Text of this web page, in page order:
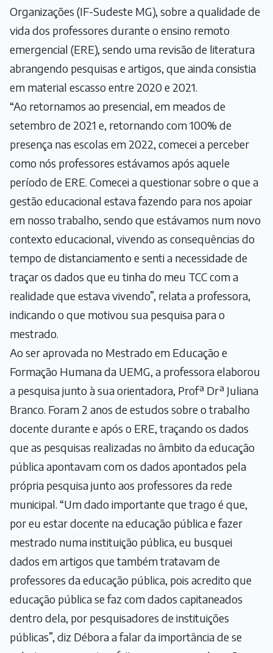
Organizações (IF-Sudeste MG), sobre a qualidade de
vida dos professores durante o ensino remoto
emergencial (ERE), sendo uma revisão de literatura
abrangendo pesquisas e artigos, que ainda consistia
em material escasso entre 2020 e 2021.
“Ao retornamos ao presencial, em meados de
setembro de 2021 e, retornando com 100% de
presença nas escolas em 2022, comecei a perceber
como nós professores estávamos após aquele
período de ERE. Comecei a questionar sobre o que a
gestão educacional estava fazendo para nos apoiar
em nosso trabalho, sendo que estávamos num novo
contexto educacional, vivendo as consequências do
tempo de distanciamento e senti a necessidade de
traçar os dados que eu tinha do meu TCC com a
realidade que estava vivendo”, relata a professora,
indicando o que motivou sua pesquisa para o
mestrado.
Ao ser aprovada no Mestrado em Educação e
Formação Humana da UEMG, a professora elaborou
a pesquisa junto à sua orientadora, Profª Drª Juliana
Branco. Foram 2 anos de estudos sobre o trabalho
docente durante e após o ERE, traçando os dados
que as pesquisas realizadas no âmbito da educação
pública apontavam com os dados apontados pela
própria pesquisa junto aos professores da rede
municipal. “Um dado importante que trago é que,
por eu estar docente na educação pública e fazer
mestrado numa instituição pública, eu busquei
dados em artigos que também tratavam de
professores da educação pública, pois acredito que
educação pública se faz com dados capitaneados
dentro dela, por pesquisadores de instituições
públicas”, diz Débora a falar da importância de se